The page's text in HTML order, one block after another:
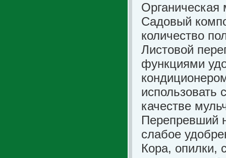
Садовый
количество
Листовой
функциями
использовать
качестве
Перепревший
слабое
Кора, опилки,